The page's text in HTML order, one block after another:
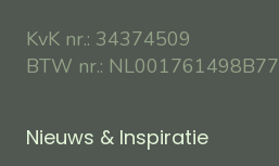
KvK nr.: 34374509
BTW nr.: NL001761498B77
Nieuws & Inspiratie